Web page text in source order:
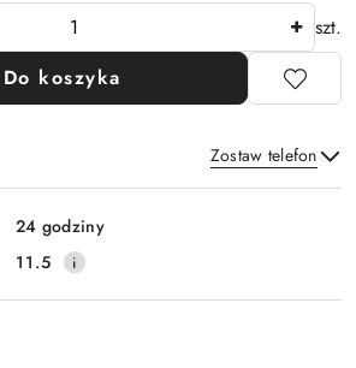
szt.
Do koszyka
Zostaw telefon
Wyślij
24 godziny
11.5